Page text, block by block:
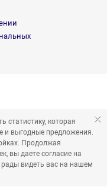
статистику, которая
и выгодные предложения.
Продолжая
вы даете согласие на
рады видеть вас на нашем